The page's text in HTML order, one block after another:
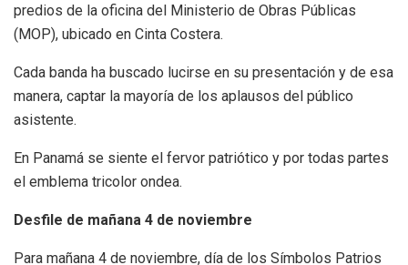
predios de la oficina del Ministerio de Obras Públicas
(MOP), ubicado en Cinta Costera.
Cada banda ha buscado lucirse en su presentación y de esa
manera, captar la mayoría de los aplausos del público
asistente.
En Panamá se siente el fervor patriótico y por todas partes
el emblema tricolor ondea.
Desfile de mañana 4 de noviembre
Para mañana 4 de noviembre, día de los Símbolos Patrios